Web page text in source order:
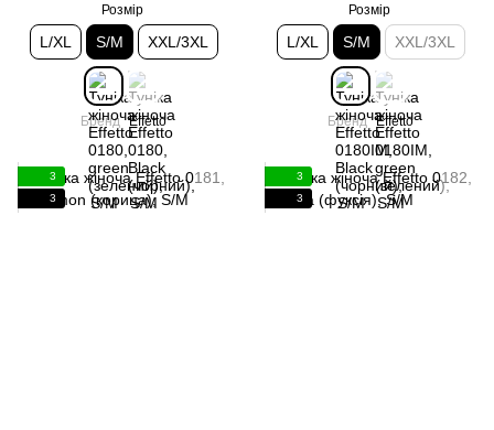
Розмір
L/XL S/M XXL/3XL
Бренд Effetto
Розмір
L/XL S/M XXL/3XL
Бренд Effetto
3
3
3
3